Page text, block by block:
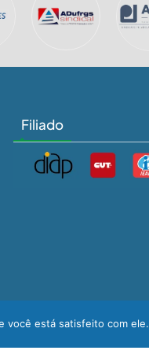
Filiado
você está satisfeito com ele.